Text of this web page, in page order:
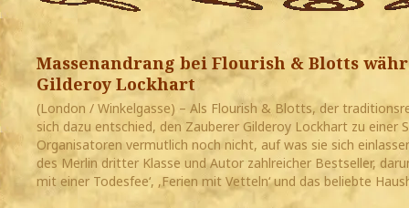
Massenandrang bei Flourish & Blotts
Gilderoy Lockhart
(London / Winkelgasse) – Als Flourish & Blotts, der
sich dazu entschied, den Zauberer Gilderoy Lockhart zu einer
Organisatoren vermutlich noch nicht, auf was sie sich
des Merlin dritter Klasse und Autor zahlreicher Bestseller,
mit einer Todesfee‘, ‚Ferien mit Vetteln‘ und das beliebte